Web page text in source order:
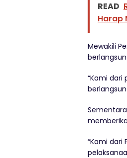
READ
Harap
Mewakili
“Kami
“Kami